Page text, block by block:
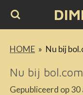
Ga
direct
hoofdinhoud
HOME » Nu bij
Nu bij
Gepubliceerd op